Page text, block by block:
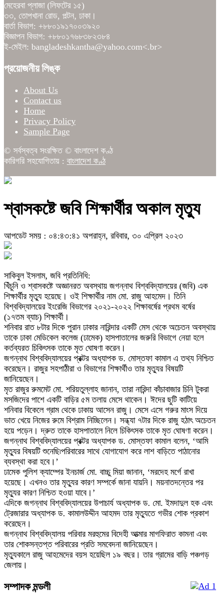
মেহেরবা প্লাজা (লিফটের ১৫)
৩৩, তোপখানা রোড, পল্টন, ঢাকা।
বার্তা বিভাগ: +৮৮০১৯১৭০০৩৯২০
বিজ্ঞাপন বিভাগ: +৮৮০১৭৬৮৩৮২৩৮৪
ই-মেইল: bangladeshkantha@yahoo.com<.br>
প্রয়োজনীয় লিঙ্ক
About Us
Contact us
Home
Privacy Policy
Sample Page
© সর্বস্বত্ব সংরক্ষিত © বাংলাদেশ কণ্ঠ
কারিগরি সহযোগিতায় : বাংলাদেশ কণ্ঠ
শ্বাসকষ্টে জবি শিক্ষার্থীর অকাল মৃত্যু
আপডেট সময় : ০৪:৪৩:৪১ অপরাহ্ন, রবিবার, ৩০ এপ্রিল ২০২৩
সাকিবুল ইসলাম, জবি প্রতিনিধি:
খিঁচুনি ও শ্বাসকষ্টে অজ্ঞানরত অবস্থায় জগন্নাথ বিশ্ববিদ্যালয়ের (জবি) এক
শিক্ষার্থীর মৃত্যু হয়েছে। ওই শিক্ষার্থীর নাম মো. রাজু আহমেদ। তিনি
বিশ্ববিদ্যালয়ের ইংরেজি বিভাগের ২০২১-২০২২ শিক্ষাবর্ষের প্রথম বর্ষের
(১৭তম ব্যাচ) শিক্ষার্থী।
শনিবার রাত ৮টার দিকে পুরান ঢাকার নারিন্দার একটি মেস থেকে অচেতন অবস্থায়
তাকে ঢাকা মেডিকেল কলেজ (ঢামেক) হাসপাতালের জরুরি বিভাগে নেয়া হলে
কর্তব্যরত চিকিৎসক তাকে মৃত ঘোষণা করেন।
জগন্নাথ বিশ্ববিদ্যালয়ের প্রক্টর অধ্যাপক ড. মোস্তফা কামাল এ তথ্য নিশ্চিত
করেছেন। রাজুর সহপাঠীরা ও বিভাগের শিক্ষার্থীও তার মৃত্যুর বিষয়টি
জানিয়েছেন।
মৃত রাজুর রুমমেট মো. শরিয়তুল্লাহ জানান, তারা নারিন্দা কাঁচাবাজার চিনি টুকরা
মসজিদের পাশে একটি বাড়ির ৫ম তলায় মেসে থাকেন। ঈদের ছুটি কাটিয়ে
শনিবার বিকেলে গ্রাম থেকে ঢাকায় আসেন রাজু। মেসে এসে গরুর মাংস দিয়ে
ভাত খেয়ে নিজের রুমে বিশ্রাম নিচ্ছিলেন। সন্ধ্যা ৭টার দিকে রাজু হঠাৎ অচেতন
হয়ে পড়েন। দ্রুত তাকে হাসপাতালে নিলে চিকিৎসক তাকে মৃত ঘোষণা করেন।
জগন্নাথ বিশ্ববিদ্যালয়ের প্রক্টর অধ্যাপক ড. মোস্তফা কামাল বলেন, ‘আমি
মৃত্যুর বিষয়টি শুনেছি৷পরিবারের সাথে যোগাযোগ করে লাশ বাড়িতে পাঠানোর
ব্যবস্থা করা হবে।’
ঢামেক পুলিশ ক্যাম্পের ইনচার্জ মো. বাচ্চু মিয়া জানান, ‘মরদেহ মর্গে রাখা
হয়েছে। এখনও তার মৃত্যুর কারণ সম্পর্কে জানা যায়নি। ময়নাতদন্তের পর
মৃত্যুর কারণ নিশ্চিত হওয়া যাবে।’
এদিকে জগন্নাথ বিশ্ববিদ্যালয়ের উপাচার্য অধ্যাপক ড. মো. ইমদাদুল হক এবং
ট্রেজারার অধ্যাপক ড. কামালউদ্দীন আহমদ তার মৃত্যুতে গভীর শোক প্রকাশ
করেছেন।
জগন্নাথ বিশ্ববিদ্যালয় পরিবার মরহুমের বিদেহী আত্মার মাগফিরাত কামনা এবং
তার শোকসন্তপ্ত পরিবারের প্রতি সমবেদনা জানিয়েছেন।
মৃত্যুকালে রাজু আহমেদের বয়স হয়েছিল ১৯ বছর। তার গ্রামের বাড়ি পঞ্চগড়
জেলায়।
সম্পাদক মন্ডলী